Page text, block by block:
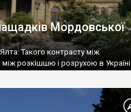
Мордовської
Такого контрасту між
між розкішшю і розрухою в Україні